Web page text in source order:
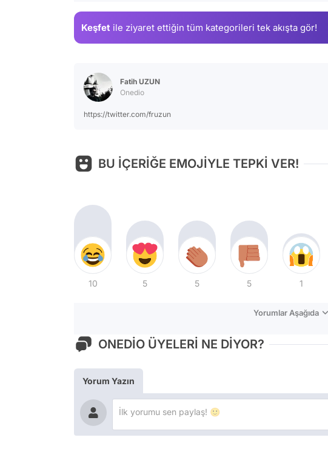
Keşfet ile ziyaret ettiğin tüm kategorileri tek akışta gör!
Fatih UZUN
Onedio
https://twitter.com/fruzun
BU İÇERİĞE EMOJİYLE TEPKİ VER!
10 5 5 5 1
Yorumlar Aşağıda
ONEDİO ÜYELERİ NE DİYOR?
Yorum Yazın